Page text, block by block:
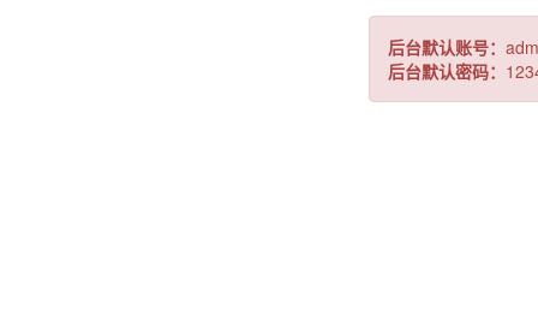
后台默认账号：
后台默认密码：